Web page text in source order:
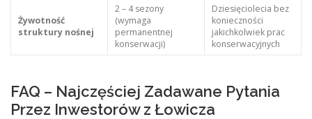
Żywotność
struktury nośnej
2 – 4 sezony
(wymaga
permanentnej
konserwacji)
Dziesięciolecia bez
konieczności
jakichkolwiek prac
konserwacyjnych
FAQ – Najczęściej Zadawane Pytania
Przez Inwestorów z Łowicza